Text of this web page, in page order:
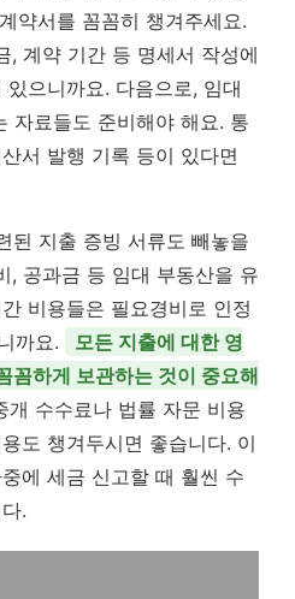
약서를 꼼꼼히 챙겨주세요.
, 계약 기간 등 명세서 작성에
으니까요. 다음으로, 임대
자료들도 준비해야 해요. 통
서 발행 기록 등이 있다면
된 지출 증빙 서류도 빼놓을
, 공과금 등 임대 부동산을 유
비용들은 필요경비로 인정
까요.
모든 지출에 대한 영
꼼하게 보관하는 것이 중요해
개 수수료나 법률 자문 비용
도 챙겨두시면 좋습니다. 이
에 세금 신고할 때 훨씬 수
.